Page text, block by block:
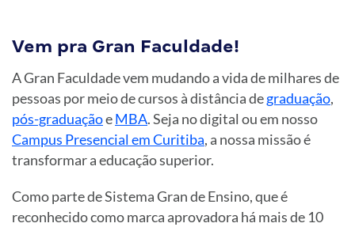
Vem pra Gran Faculdade!
A Gran Faculdade vem mudando a vida de milhares de
pessoas por meio de cursos à distância degraduação,
pós-graduaçãoeMBA. Seja no digital ou em nosso
Campus Presencial em Curitiba, a nossa missão é
transformar a educação superior.
Como parte de Sistema Gran de Ensino, que é
reconhecido como marca aprovadora há mais de 10